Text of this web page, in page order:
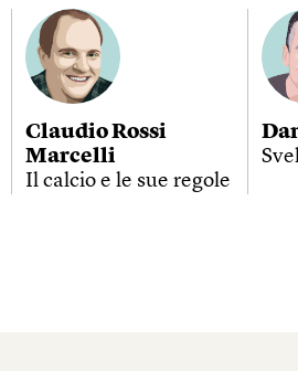
Claudio Rossi
Marcelli
Il calcio e le sue regole